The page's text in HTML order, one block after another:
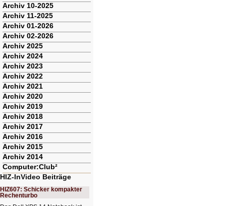
Archiv 10-2025
Archiv 11-2025
Archiv 01-2026
Archiv 02-2026
Archiv 2025
Archiv 2024
Archiv 2023
Archiv 2022
Archiv 2021
Archiv 2020
Archiv 2019
Archiv 2018
Archiv 2017
Archiv 2016
Archiv 2015
Archiv 2014
Computer:Club²
HIZ-InVideo Beiträge
HIZ607: Schicker kompakter
Rechenturbo